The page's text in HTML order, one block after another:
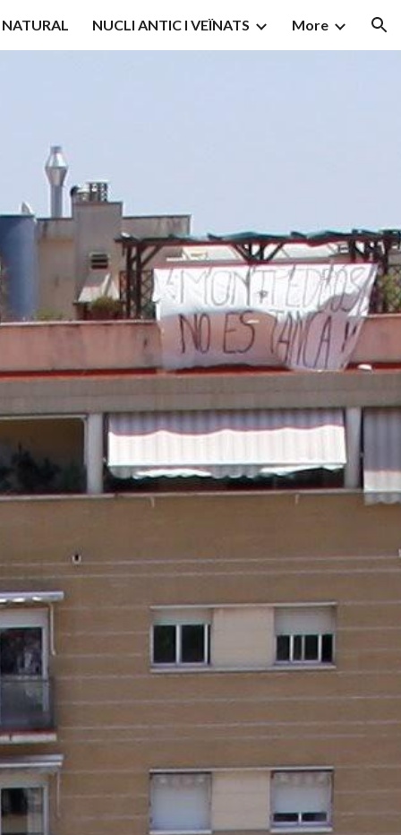
NATURAL NUCLI ANTIC I VEÏNATS More